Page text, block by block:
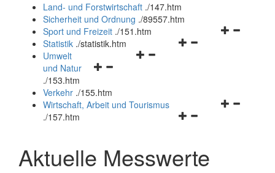
und
schließen
Land- und Forstwirtschaft ./147.htm
Sicherheit und Ordnung ./89557.htm
Navigationsmenü
Sport und Freizeit ./151.htm
Navigationsmenü
Statistik ./statistik.htm
Navigationsmenü
und
schließen
Umwelt
und Natur
./153.htm
Verkehr ./155.htm
Navigationsmenü
schließen
Wirtschaft, Arbeit und Tourismus
./157.htm
Aktuelle Messwerte